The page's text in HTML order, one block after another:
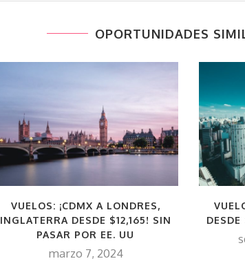
OPORTUNIDADES
VUELOS: ¡CDMX A LONDRES,
INGLATERRA DESDE $12,165! SIN
PASAR POR EE. UU
marzo 7, 2024